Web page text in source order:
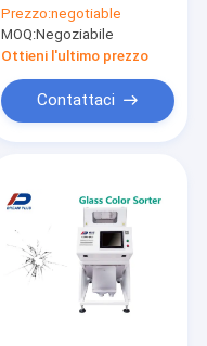
dell'agente
inquinante
Prezzo:negotiable
MOQ:Negoziabile
Ottieni l'ultimo prezzo
Contattaci